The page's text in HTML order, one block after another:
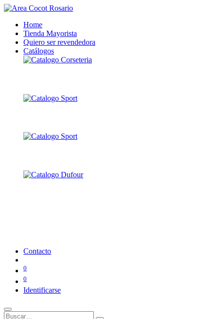
Home
Tienda Mayorista
Quiero ser revendedora
Catálogos
Contacto
0
0
Identificarse